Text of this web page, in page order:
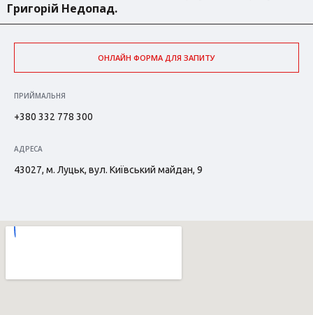
Григорій Недопад.
ОНЛАЙН ФОРМА ДЛЯ ЗАПИТУ
ПРИЙМАЛЬНЯ
+380 332 778 300
АДРЕСА
43027, м. Луцьк, вул. Київський майдан, 9